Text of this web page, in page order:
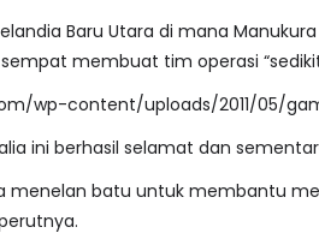
Baru Utara di mana
membuat tim operasi
ini berhasil selamat dan
menelan batu untuk membantu